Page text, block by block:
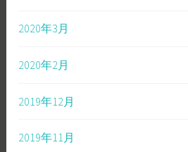
2020年3月
2020年2月
2019年12月
2019年11月